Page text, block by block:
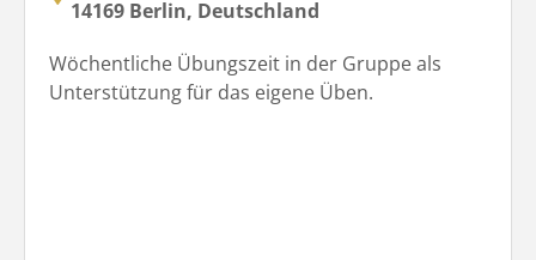
14169 Berlin, Deutschland
Wöchentliche Übungszeit in der Gruppe als
Unterstützung für das eigene Üben.